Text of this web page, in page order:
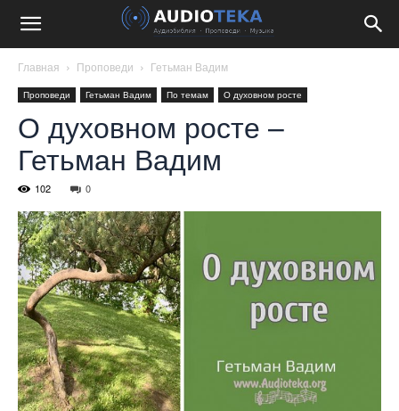
Главная Проповеди Гетьман Вадим
Проповеди Гетьман Вадим По темам О духовном росте
О духовном росте –
Гетьман Вадим
102 0